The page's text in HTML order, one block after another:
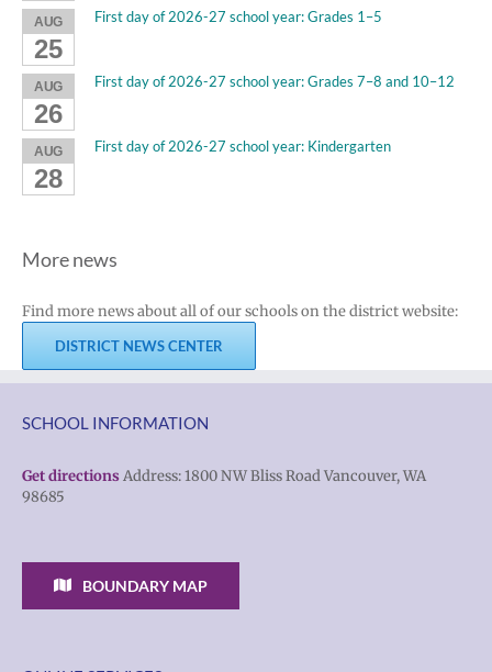
AUG
25
First day of 2026-27 school year: Grades 1–5
AUG
26
First day of 2026-27 school year: Grades 7–8 and 10–12
AUG
28
First day of 2026-27 school year: Kindergarten
More news
Find more news about all of our schools on the district website:
DISTRICT NEWS CENTER
SCHOOL INFORMATION
Get directions Address: 1800 NW Bliss Road Vancouver, WA
98685
BOUNDARY MAP